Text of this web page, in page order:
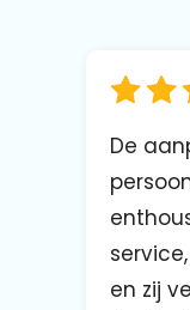
De
en zij